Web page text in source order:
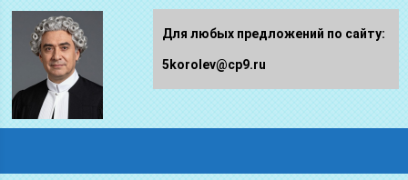
Для любых предложений по сайту:
5korolev@cp9.ru